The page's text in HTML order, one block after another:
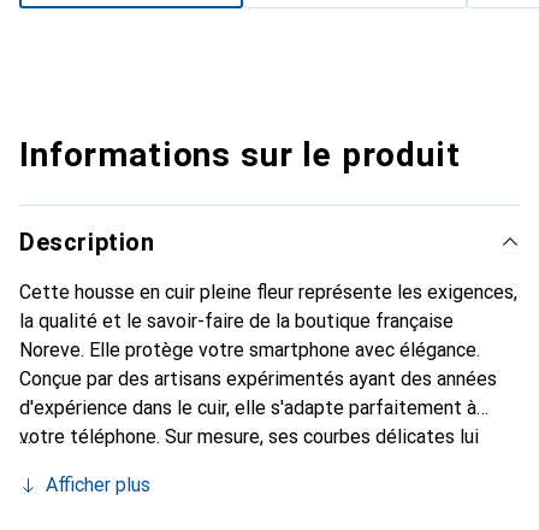
Informations sur le produit
Description
Cette housse en cuir pleine fleur représente les exigences,
la qualité et le savoir-faire de la boutique française
Noreve. Elle protège votre smartphone avec élégance.
Conçue par des artisans expérimentés ayant des années
d'expérience dans le cuir, elle s'adapte parfaitement à
votre téléphone. Sur mesure, ses courbes délicates lui
accessoire chic et incontournable pour votre smartphone.
Afficher plus